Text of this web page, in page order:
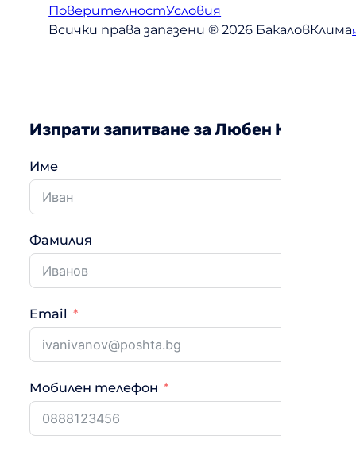
ПоверителностУсловия
Всички права запазени ® 2026 БакаловКлима
Изпрати запитване за Любен
Име
Фамилия
Email
Мобилен телефон